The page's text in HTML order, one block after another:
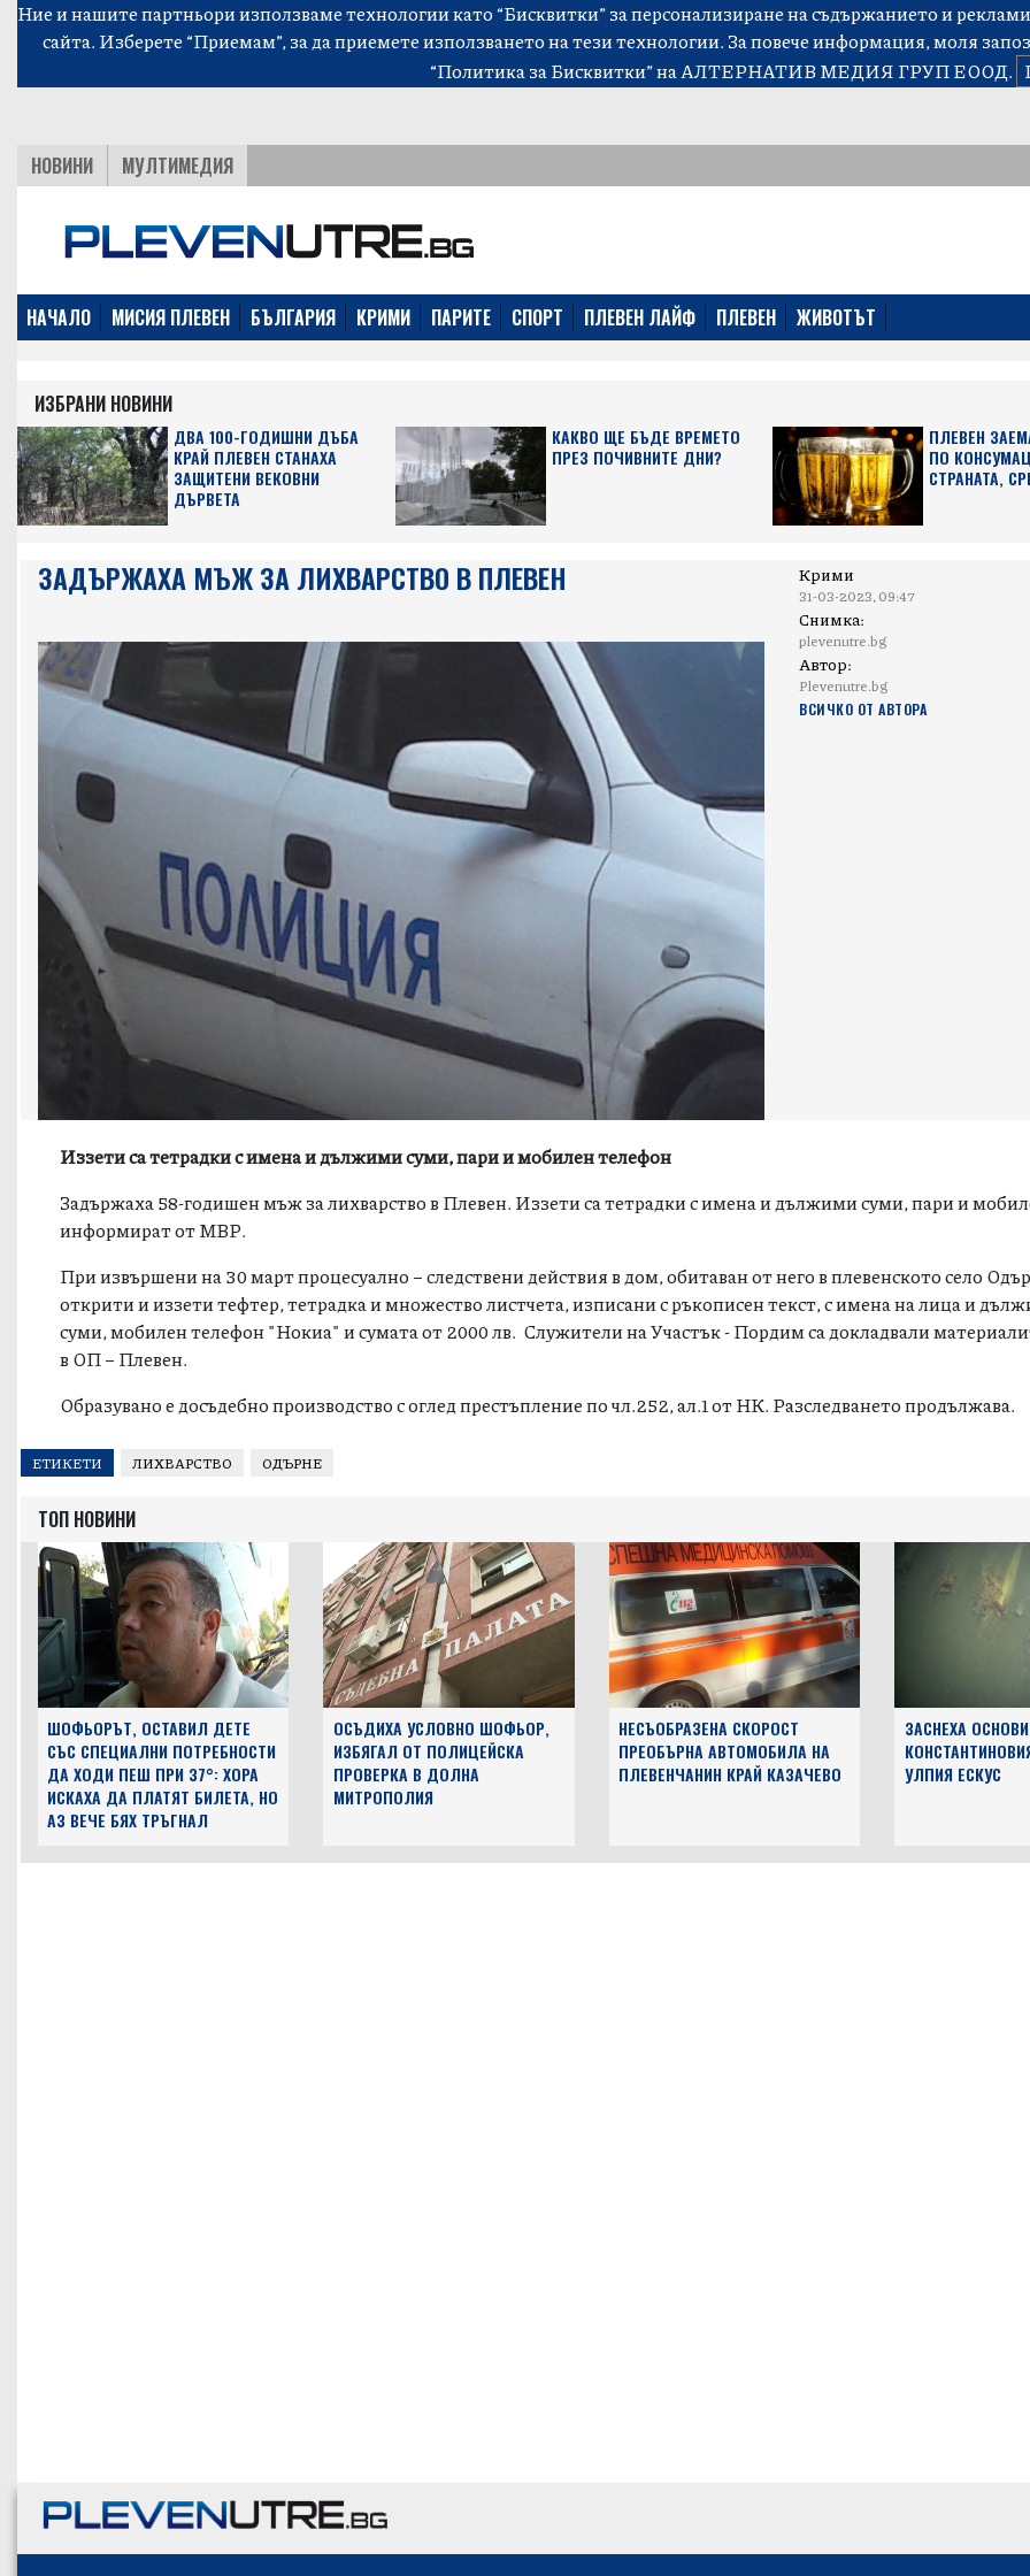
Ние и нашите партньори използваме технологии като “Бисквитки” за персонализиране на съдържанието и
сайта. Изберете “Приемам”, за да приемете използването на тези технологии. За повече информация, моля
“Политика за Бисквитки”на АЛТЕРНАТИВ МЕДИЯ ГРУП ЕООД.
НОВИНИ МУЛТИМЕДИЯ
НАЧАЛО МИСИЯ ПЛЕВЕН БЪЛГАРИЯ КРИМИ ПАРИТЕ СПОРТ ПЛЕВЕН ЛАЙФ ПЛЕВЕН ЖИВОТЪТ
ИЗБРАНИ НОВИНИ
ДВА 100-ГОДИШНИ ДЪБА
КРАЙ ПЛЕВЕН СТАНАХА
ЗАЩИТЕНИ ВЕКОВНИ
ДЪРВЕТА
КАКВО ЩЕ БЪДЕ ВРЕМЕТО
ПРЕЗ ПОЧИВНИТЕ ДНИ?
ПЛЕВЕН
ПО
СТРАНАТА,
ЗАДЪРЖАХА МЪЖ ЗА ЛИХВАРСТВО В ПЛЕВЕН Крими
31-03-2023, 09:47
Снимка:
plevenutre.bg
Автор:
Plevenutre.bg
ВСИЧКО ОТ АВТОРА
Иззети са тетрадки с имена и дължими суми, пари и мобилен телефон
Задържаха 58-годишен мъж за лихварство в Плевен. Иззети са тетрадки с имена и дължими суми, пари и
информират от МВР.
При извършени на 30 март процесуално – следствени действия в дом, обитаван от него в плевенското село
открити и иззети тефтер, тетрадка и множество листчета, изписани с ръкописен текст, с имена на лица и
суми, мобилен телефон "Нокиа" и сумата от 2000 лв. Служители на Участък - Пордим са докладвали
в ОП – Плевен.
Образувано е досъдебно производство с оглед престъпление по чл.252, ал.1 от НК. Разследването продължава.
ЕТИКЕТИ ЛИХВАРСТВО ОДЪРНЕ
ТОП НОВИНИ
ШОФЬОРЪТ, ОСТАВИЛ ДЕТЕ
СЪС СПЕЦИАЛНИ ПОТРЕБНОСТИ
ДА ХОДИ ПЕШ ПРИ 37°: ХОРА
ИСКАХА ДА ПЛАТЯТ БИЛЕТА, НО
АЗ ВЕЧЕ БЯХ ТРЪГНАЛ
ОСЪДИХА УСЛОВНО ШОФЬОР,
ИЗБЯГАЛ ОТ ПОЛИЦЕЙСКА
ПРОВЕРКА В ДОЛНА
МИТРОПОЛИЯ
НЕСЪОБРАЗЕНА СКОРОСТ
ПРЕОБЪРНА АВТОМОБИЛА НА
ПЛЕВЕНЧАНИН КРАЙ КАЗАЧЕВО
ЗАСНЕХА
УЛПИЯ ЕСКУС